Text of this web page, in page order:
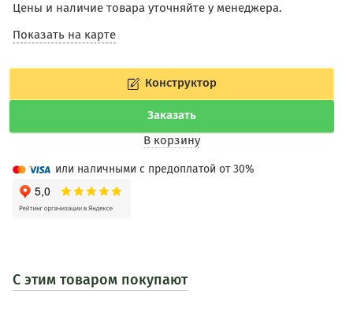
Цены и наличие товара уточняйте у менеджера.
Показать на карте
Конструктор
Заказать
В корзину
или наличными с предоплатой от 30%
С этим товаром покупают